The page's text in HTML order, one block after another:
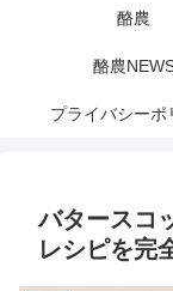
酪農
酪農
プライバシーポ
バタースコ
レシピを完